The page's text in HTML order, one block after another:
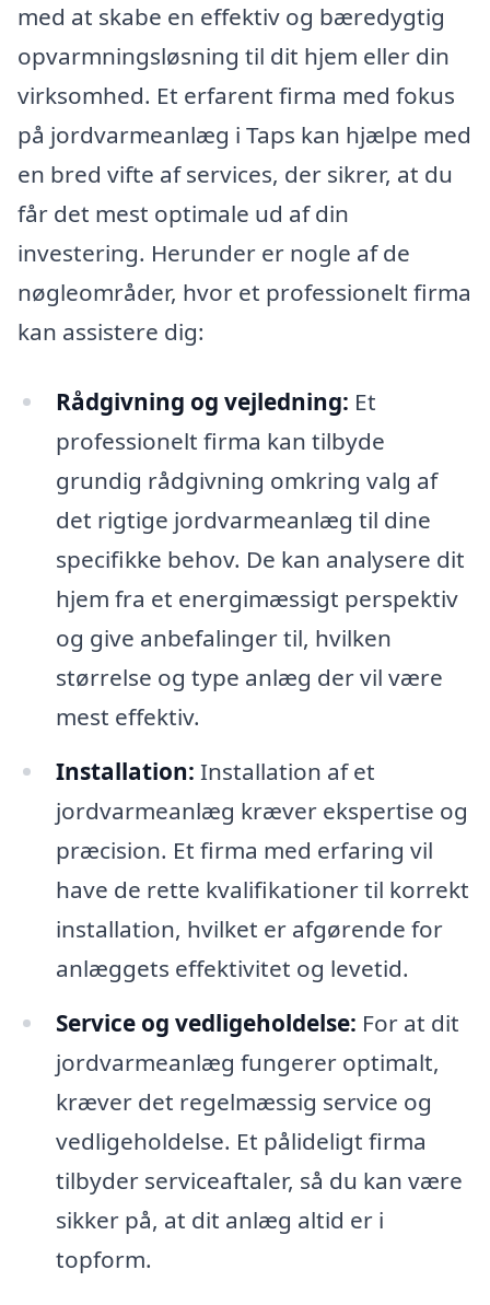
med at skabe en effektiv og bæredygtig
opvarmningsløsning til dit hjem eller din
virksomhed. Et erfarent firma med fokus
på jordvarmeanlæg i Taps kan hjælpe med
en bred vifte af services, der sikrer, at du
får det mest optimale ud af din
investering. Herunder er nogle af de
nøgleområder, hvor et professionelt firma
kan assistere dig:
Rådgivning og vejledning: Et
professionelt firma kan tilbyde
grundig rådgivning omkring valg af
det rigtige jordvarmeanlæg til dine
specifikke behov. De kan analysere dit
hjem fra et energimæssigt perspektiv
og give anbefalinger til, hvilken
størrelse og type anlæg der vil være
mest effektiv.
Installation: Installation af et
jordvarmeanlæg kræver ekspertise og
præcision. Et firma med erfaring vil
have de rette kvalifikationer til korrekt
installation, hvilket er afgørende for
anlæggets effektivitet og levetid.
Service og vedligeholdelse: For at dit
jordvarmeanlæg fungerer optimalt,
kræver det regelmæssig service og
vedligeholdelse. Et pålideligt firma
tilbyder serviceaftaler, så du kan være
sikker på, at dit anlæg altid er i
topform.